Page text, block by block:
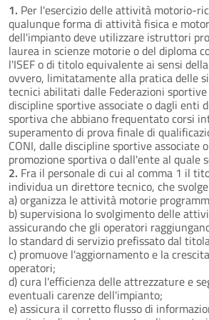
1. Per l'esercizio delle attività motorio-
qualunque forma di attività fisica e
dell'impianto deve utilizzare istruttori
laurea in scienze motorie o del diploma
l'ISEF o di titolo equivalente ai sensi
ovvero, limitatamente alla pratica delle
tecnici abilitati dalle Federazioni
discipline sportive associate o dagli enti
sportiva che abbiano frequentato corsi
superamento di prova finale di
CONI, dalle discipline sportive associate
promozione sportiva o dall'ente al quale
2. Fra il personale di cui al comma 1 il
individua un direttore tecnico, che
a) organizza le attività motorie
b) supervisiona lo svolgimento delle
assicurando che gli operatori
lo standard di servizio prefissato dal
c) promuove l'aggiornamento e la
operatori;
d) cura l'efficienza delle attrezzature e
eventuali carenze dell'impianto;
e) assicura il corretto flusso di